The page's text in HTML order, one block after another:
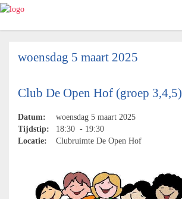
woensdag 5 maart 2025
Club De Open Hof (groep 3,4,5)
Datum:
woensdag 5 maart 2025
Tijdstip:
18:30 - 19:30
Locatie:
Clubruimte De Open Hof